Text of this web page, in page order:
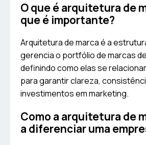
O que é arquitetura de
que é importante?
Arquitetura de marca é a
gerencia o portfólio de marcas
definindo como elas se
para garantir clareza,
investimentos em marketing.
Como a arquitetura de
a diferenciar uma